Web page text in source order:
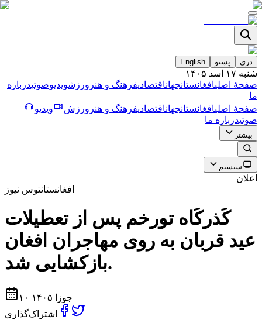
دری پښتو English
شنبه ۱۷ اسد ۱۴۰۵
صفحۀ اصلیافغانستانجهاناقتصادیفرهنگ و هنر ورزشویدیوصوتیدرباره
ما
صفحۀ اصلیافغانستانجهاناقتصادیفرهنگ و هنر ورزش
ویدیو
صوتیدرباره ما
بیشتر
سیستم
اعلان
افغانستانتوس نیوز
كَذركَاه تورخم پس از تعطيلات
عيد قربان به روى مهاجران افغان
بازكشايى شد.
۱۰ جوزا ۱۴۰۵
اشتراک‌گذاری